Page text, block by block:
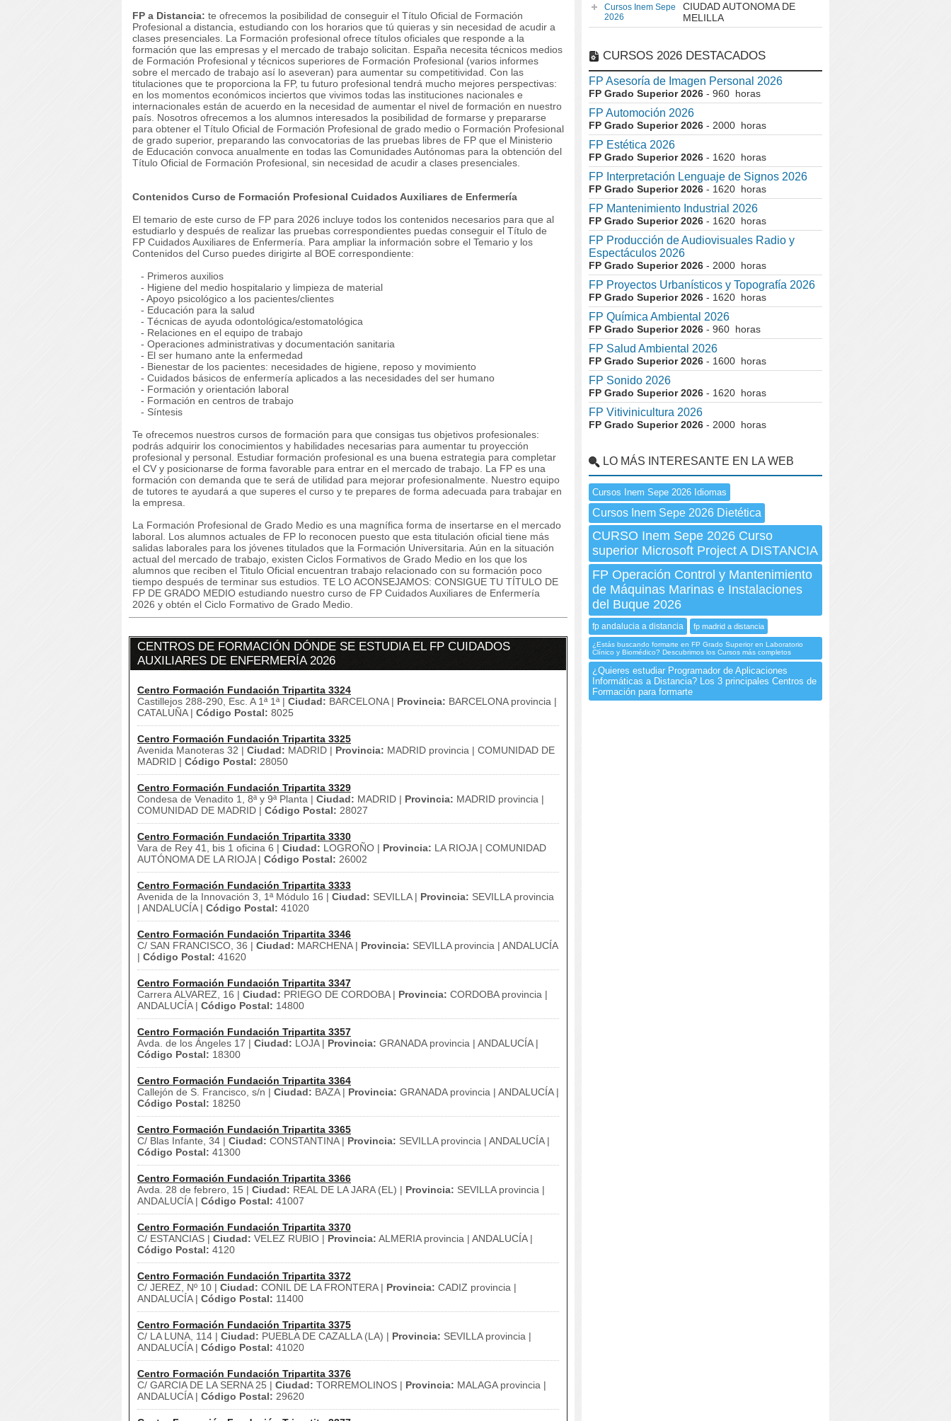
FP a Distancia: te ofrecemos la posibilidad de conseguir el Título Oficial de Formación
Profesional a distancia, estudiando con los horarios que tú quieras y sin necesidad de acudir a
clases presenciales. La Formación profesional ofrece títulos oficiales que responde a la
formación que las empresas y el mercado de trabajo solicitan. España necesita técnicos medios
de Formación Profesional y técnicos superiores de Formación Profesional (varios informes
sobre el mercado de trabajo así lo aseveran) para aumentar su competitividad. Con las
titulaciones que te proporciona la FP, tu futuro profesional tendrá mucho mejores perspectivas:
en los momentos económicos inciertos que vivimos todas las instituciones nacionales e
internacionales están de acuerdo en la necesidad de aumentar el nivel de formación en nuestro
país. Nosotros ofrecemos a los alumnos interesados la posibilidad de formarse y prepararse
para obtener el Título Oficial de Formación Profesional de grado medio o Formación Profesional
de grado superior, preparando las convocatorias de las pruebas libres de FP que el Ministerio
de Educación convoca anualmente en todas las Comunidades Autónomas para la obtención del
Título Oficial de Formación Profesional, sin necesidad de acudir a clases presenciales.
Contenidos Curso de Formación Profesional Cuidados Auxiliares de Enfermería
El temario de este curso de FP para 2026 incluye todos los contenidos necesarios para que al
estudiarlo y después de realizar las pruebas correspondientes puedas conseguir el Título de
FP Cuidados Auxiliares de Enfermería. Para ampliar la información sobre el Temario y los
Contenidos del Curso puedes dirigirte al BOE correspondiente:
- Primeros auxilios
- Higiene del medio hospitalario y limpieza de material
- Apoyo psicológico a los pacientes/clientes
- Educación para la salud
- Técnicas de ayuda odontológica/estomatológica
- Relaciones en el equipo de trabajo
- Operaciones administrativas y documentación sanitaria
- El ser humano ante la enfermedad
- Bienestar de los pacientes: necesidades de higiene, reposo y movimiento
- Cuidados básicos de enfermería aplicados a las necesidades del ser humano
- Formación y orientación laboral
- Formación en centros de trabajo
- Síntesis
Te ofrecemos nuestros cursos de formación para que consigas tus objetivos profesionales:
podrás adquirir los conocimientos y habilidades necesarias para aumentar tu proyección
profesional y personal. Estudiar formación profesional es una buena estrategia para completar
el CV y posicionarse de forma favorable para entrar en el mercado de trabajo. La FP es una
formación con demanda que te será de utilidad para mejorar profesionalmente. Nuestro equipo
de tutores te ayudará a que superes el curso y te prepares de forma adecuada para trabajar en
la empresa.
La Formación Profesional de Grado Medio es una magnífica forma de insertarse en el mercado
laboral. Los alumnos actuales de FP lo reconocen puesto que esta titulación oficial tiene más
salidas laborales para los jóvenes titulados que la Formación Universitaria. Aún en la situación
actual del mercado de trabajo, existen Ciclos Formativos de Grado Medio en los que los
alumnos que reciben el Titulo Oficial encuentran trabajo relacionado con su formación poco
tiempo después de terminar sus estudios. TE LO ACONSEJAMOS: CONSIGUE TU TÍTULO DE
FP DE GRADO MEDIO estudiando nuestro curso de FP Cuidados Auxiliares de Enfermería
2026 y obtén el Ciclo Formativo de Grado Medio.
CENTROS DE FORMACIÓN DÓNDE SE ESTUDIA EL FP CUIDADOS
AUXILIARES DE ENFERMERÍA 2026
Centro Formación Fundación Tripartita 3324
Castillejos 288-290, Esc. A 1ª 1ª | Ciudad: BARCELONA | Provincia: BARCELONA provincia |
CATALUÑA | Código Postal: 8025
Centro Formación Fundación Tripartita 3325
Avenida Manoteras 32 | Ciudad: MADRID | Provincia: MADRID provincia | COMUNIDAD DE
MADRID | Código Postal: 28050
Centro Formación Fundación Tripartita 3329
Condesa de Venadito 1, 8ª y 9ª Planta | Ciudad: MADRID | Provincia: MADRID provincia |
COMUNIDAD DE MADRID | Código Postal: 28027
Centro Formación Fundación Tripartita 3330
Vara de Rey 41, bis 1 oficina 6 | Ciudad: LOGROÑO | Provincia: LA RIOJA | COMUNIDAD
AUTÓNOMA DE LA RIOJA | Código Postal: 26002
Centro Formación Fundación Tripartita 3333
Avenida de la Innovación 3, 1ª Módulo 16 | Ciudad: SEVILLA | Provincia: SEVILLA provincia
| ANDALUCÍA | Código Postal: 41020
Centro Formación Fundación Tripartita 3346
C/ SAN FRANCISCO, 36 | Ciudad: MARCHENA | Provincia: SEVILLA provincia | ANDALUCÍA
| Código Postal: 41620
Centro Formación Fundación Tripartita 3347
Carrera ALVAREZ, 16 | Ciudad: PRIEGO DE CORDOBA | Provincia: CORDOBA provincia |
ANDALUCÍA | Código Postal: 14800
Centro Formación Fundación Tripartita 3357
Avda. de los Ángeles 17 | Ciudad: LOJA | Provincia: GRANADA provincia | ANDALUCÍA |
Código Postal: 18300
Centro Formación Fundación Tripartita 3364
Callejón de S. Francisco, s/n | Ciudad: BAZA | Provincia: GRANADA provincia | ANDALUCÍA |
Código Postal: 18250
Centro Formación Fundación Tripartita 3365
C/ Blas Infante, 34 | Ciudad: CONSTANTINA | Provincia: SEVILLA provincia | ANDALUCÍA |
Código Postal: 41300
Centro Formación Fundación Tripartita 3366
Avda. 28 de febrero, 15 | Ciudad: REAL DE LA JARA (EL) | Provincia: SEVILLA provincia |
ANDALUCÍA | Código Postal: 41007
Centro Formación Fundación Tripartita 3370
C/ ESTANCIAS | Ciudad: VELEZ RUBIO | Provincia: ALMERIA provincia | ANDALUCÍA |
Código Postal: 4120
Centro Formación Fundación Tripartita 3372
C/ JEREZ, Nº 10 | Ciudad: CONIL DE LA FRONTERA | Provincia: CADIZ provincia |
ANDALUCÍA | Código Postal: 11400
Centro Formación Fundación Tripartita 3375
C/ LA LUNA, 114 | Ciudad: PUEBLA DE CAZALLA (LA) | Provincia: SEVILLA provincia |
ANDALUCÍA | Código Postal: 41020
Centro Formación Fundación Tripartita 3376
C/ GARCIA DE LA SERNA 25 | Ciudad: TORREMOLINOS | Provincia: MALAGA provincia |
ANDALUCÍA | Código Postal: 29620
Cursos Inem Sepe
2026
CIUDAD AUTONOMA DE
MELILLA
CURSOS 2026 DESTACADOS
FP Asesoría de Imagen Personal 2026
FP Grado Superior 2026 - 960 horas
FP Automoción 2026
FP Grado Superior 2026 - 2000 horas
FP Estética 2026
FP Grado Superior 2026 - 1620 horas
FP Interpretación Lenguaje de Signos 2026
FP Grado Superior 2026 - 1620 horas
FP Mantenimiento Industrial 2026
FP Grado Superior 2026 - 1620 horas
FP Producción de Audiovisuales Radio y
Espectáculos 2026
FP Grado Superior 2026 - 2000 horas
FP Proyectos Urbanísticos y Topografía 2026
FP Grado Superior 2026 - 1620 horas
FP Química Ambiental 2026
FP Grado Superior 2026 - 960 horas
FP Salud Ambiental 2026
FP Grado Superior 2026 - 1600 horas
FP Sonido 2026
FP Grado Superior 2026 - 1620 horas
FP Vitivinicultura 2026
FP Grado Superior 2026 - 2000 horas
LO MÁS INTERESANTE EN LA WEB
Cursos Inem Sepe 2026 Idiomas
Cursos Inem Sepe 2026 Dietética
CURSO Inem Sepe 2026 Curso
superior Microsoft Project A DISTANCIA
FP Operación Control y Mantenimiento
de Máquinas Marinas e Instalaciones
del Buque 2026
fp andalucia a distancia fp madrid a distancia
¿Estás buscando formarte en FP Grado Superior en Laboratorio
Clínico y Biomédico? Descubrimos los Cursos más completos
¿Quieres estudiar Programador de Aplicaciones
Informáticas a Distancia? Los 3 principales Centros de
Formación para formarte